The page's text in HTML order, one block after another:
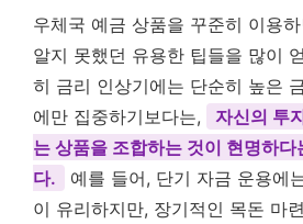
우체국 예금 상품을 꾸준히 이용
알지 못했던 유용한 팁들을 많이
히 금리 인상기에는 단순히 높은
에만 집중하기보다는,
자신의 투
는 상품을 조합하는 것이 현명하
다.
예를 들어, 단기 자금 운용에
이 유리하지만, 장기적인 목돈 마